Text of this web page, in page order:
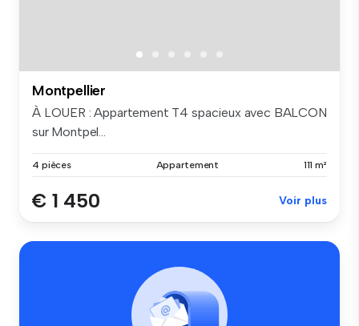
Montpellier
À LOUER : Appartement T4 spacieux avec BALCON
sur Montpel...
4 pièces Appartement 111 m²
€ 1 450 Voir plus